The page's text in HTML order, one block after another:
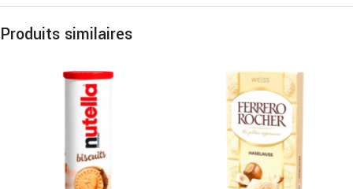
Produits similaires